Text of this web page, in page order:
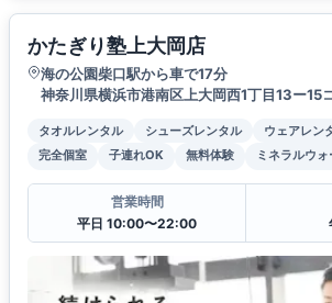
かたぎり塾上大岡店
海の公園柴口駅から車で17分
神奈川県横浜市港南区上大岡西1丁目13ー15
タオルレンタル シューズレンタル ウェアレン
完全個室
子連れOK 無料体験 ミネラルウ
営業時間
平日 10:00〜22:00